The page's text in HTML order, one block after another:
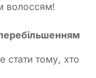
волоссям!
стати тому, хто